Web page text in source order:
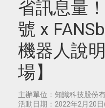
省訊息量
號 x
機器人說
場】
主辦單位： 知識科技股份
活動日期： 2022年2月20